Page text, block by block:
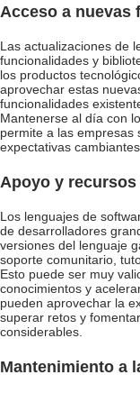
Acceso a nuevas
Las actualizaciones de
funcionalidades y
los productos
aprovechar estas
funcionalidades
Mantenerse al día con
permite a las empresas
expectativas
Apoyo y
Los lenguajes de
de desarrolladores
versiones del lenguaje
soporte comunitario,
Esto puede ser muy
conocimientos y
pueden aprovechar la
superar retos y
considerables.
Mantenimiento a